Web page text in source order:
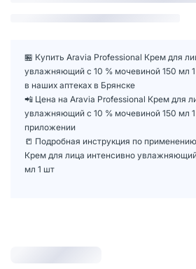
🏪 Купить Aravia Professional Крем для
увлажняющий с 10 % мочевиной 150 мл
в наших аптеках в Брянске
📲 Цена на Aravia Professional Крем для
увлажняющий с 10 % мочевиной 150 мл
приложении
📒 Подробная инструкция по
Крем для лица интенсивно
мл 1 шт